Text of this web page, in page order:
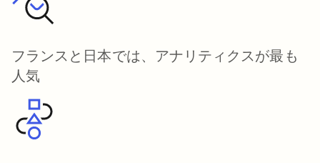
フランスと日本では、アナリティクスが最も
人気